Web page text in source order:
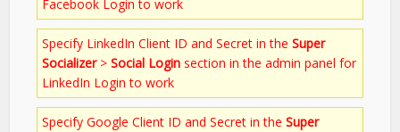
Facebook Login to work
Specify LinkedIn Client ID and Secret in theSuper
Socializer>Social Login section in the admin panel for
LinkedIn Login to work
Specify Google Client ID and Secret in theSuper